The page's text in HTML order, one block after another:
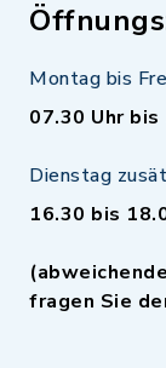
Montag bis
07.30 Uhr bis
Dienstag
16.30 bis
fragen Sie